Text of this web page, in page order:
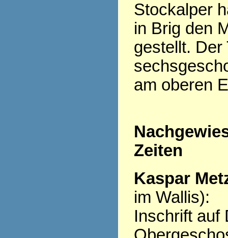
Stockalper
in Brig den
gestellt. Der
am oberen
Zeiten
Kaspar
im Wallis):
Inschrift auf